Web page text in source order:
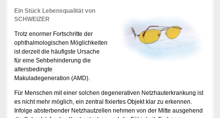
Ein Stück Lebensqualität von
SCHWEIZER
Trotz enormer Fortschritte der
ophthalmologischen Möglichkeiten
ist derzeit die häufigste Ursache
für eine Sehbehinderung die
altersbedingte
Makuladegeneration (AMD).
Für Menschen mit einer solchen degenerativen Netzhauterkrankung ist
es nicht mehr möglich, ein zentral fixiertes Objekt klar zu erkennen.
Infolge absterbender Netzhautzellen nehmen von der Mitte ausgehend